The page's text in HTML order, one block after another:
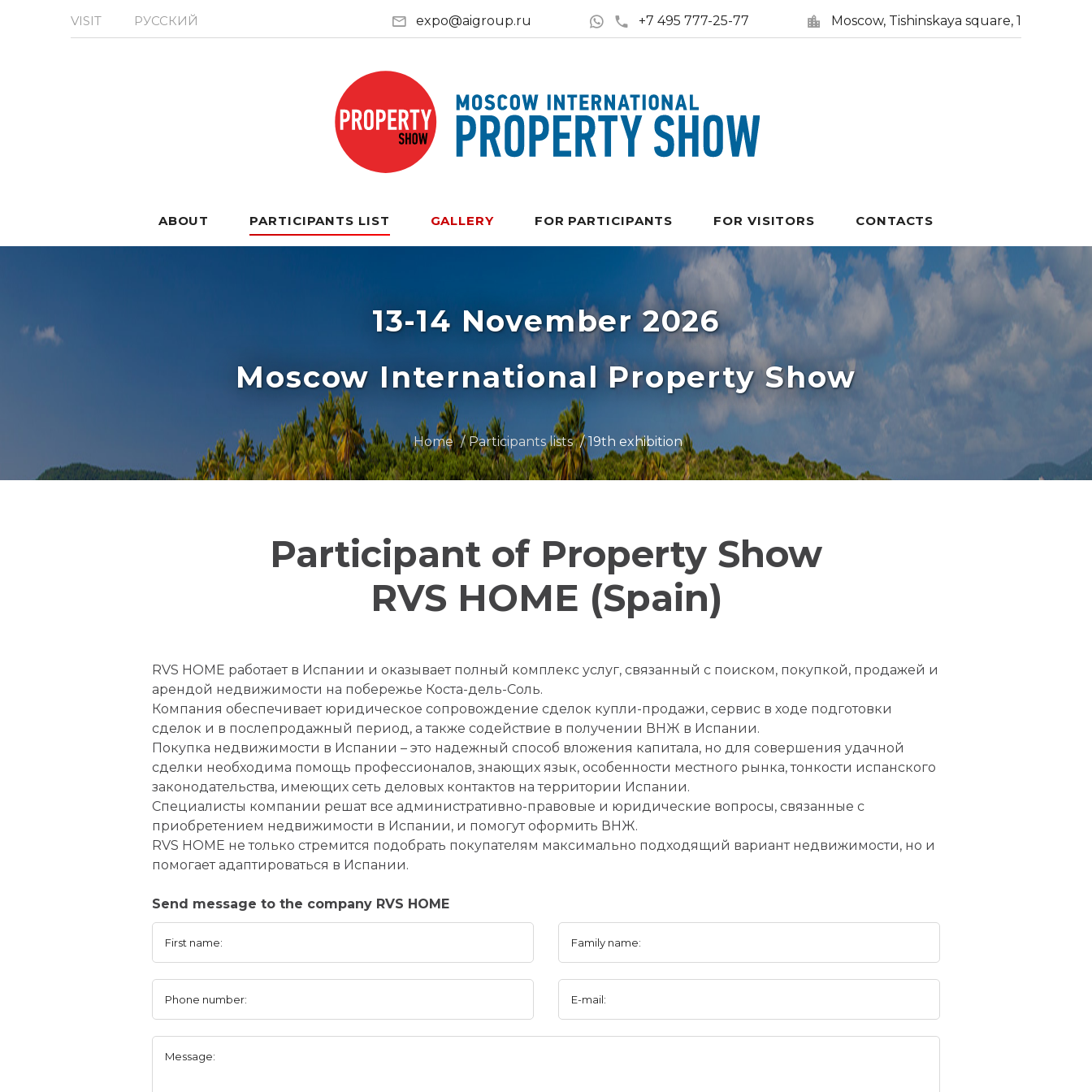
VISIT РУССКИЙ expo@aigroup.ru +7 495 777-25-77 Moscow, Tishinskaya square, 1
ABOUT PARTICIPANTS LIST GALLERY FOR PARTICIPANTS FOR VISITORS CONTACTS
13-14 November 2026
Moscow International Property Show
Home Participants lists 19th exhibition
Participant of Property Show
RVS HOME (Spain)
RVS HOME работает в Испании и оказывает полный комплекс услуг, связанный с поиском, покупкой, продажей и
арендой недвижимости на побережье Коста-дель-Соль.
Компания обеспечивает юридическое сопровождение сделок купли-продажи, сервис в ходе подготовки
сделок и в послепродажный период, а также содействие в получении ВНЖ в Испании.
Покупка недвижимости в Испании – это надежный способ вложения капитала, но для совершения удачной
сделки необходима помощь профессионалов, знающих язык, особенности местного рынка, тонкости испанского
законодательства, имеющих сеть деловых контактов на территории Испании.
Специалисты компании решат все административно-правовые и юридические вопросы, связанные с
приобретением недвижимости в Испании, и помогут оформить ВНЖ.
RVS HOME не только стремится подобрать покупателям максимально подходящий вариант недвижимости, но и
помогает адаптироваться в Испании.
Send message to the company RVS HOME
First name: Family name:
Phone number: E-mail:
Message: